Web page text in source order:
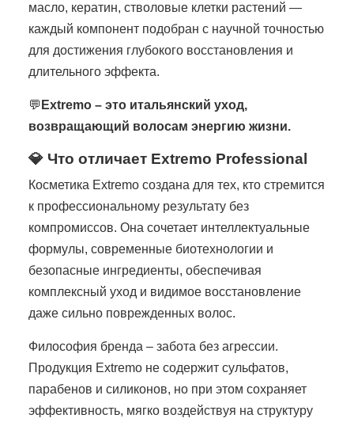
масло, кератин, стволовые клетки растений —
каждый компонент подобран с научной точностью
для достижения глубокого восстановления и
длительного эффекта.
💬 Extremo – это итальянский уход,
возвращающий волосам энергию жизни.
💎 Что отличает Extremo Professional
Косметика Extremo создана для тех, кто стремится
к профессиональному результату без
компромиссов. Она сочетает интеллектуальные
формулы, современные биотехнологии и
безопасные ингредиенты, обеспечивая
комплексный уход и видимое восстановление
даже сильно поврежденных волос.
Философия бренда – забота без агрессии.
Продукция Extremo не содержит сульфатов,
парабенов и силиконов, но при этом сохраняет
эффективность, мягко воздействуя на структуру